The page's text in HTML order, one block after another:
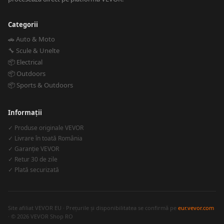
Categorii
🚗 Auto & Moto
🔧 Scule & Unelte
📦 Electrical
📦 Outdoors
📦 Sports & Outdoors
Informații
✓ Produse originale VEVOR
✓ Livrare în toată România
✓ Garanție VEVOR
✓ Retur 30 de zile
✓ Plată securizată
Site afiliat VEVOR EU · Prețurile și disponibilitatea se confirmă pe eur.vevor.com
· © 2026 VEVOR Shop RO